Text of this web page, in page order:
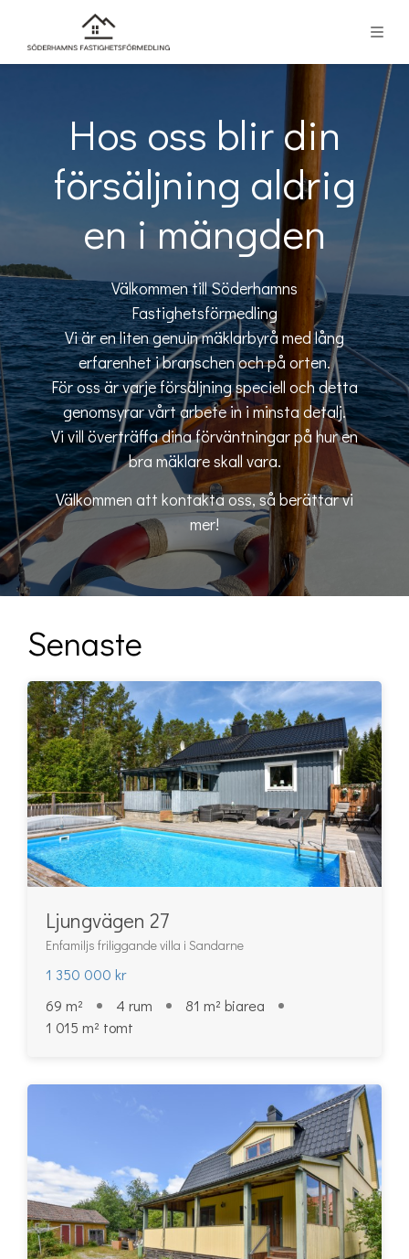
Hos oss blir din
försäljning aldrig
en i mängden
Välkommen till Söderhamns
Fastighetsförmedling
Vi är en liten genuin mäklarbyrå med lång
erfarenhet i branschen och på orten.
För oss är varje försäljning speciell och detta
genomsyrar vårt arbete in i minsta detalj.
Vi vill överträffa dina förväntningar på hur en
bra mäklare skall vara.
Välkommen att kontakta oss, så berättar vi
mer!
Senaste
Ljungvägen 27
Enfamiljs friliggande villa i Sandarne
1 350 000 kr
69 m²
4 rum
81 m² biarea
1 015 m² tomt